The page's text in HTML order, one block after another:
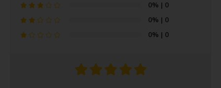
0% | 0
0% | 0
0% | 0